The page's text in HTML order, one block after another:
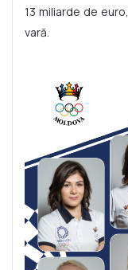
13 miliarde de
vară.